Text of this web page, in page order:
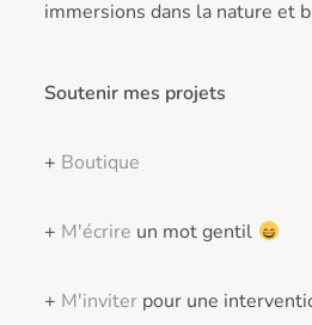
immersions dans la nature et
Soutenir mes projets
+ Boutique
+ M'écrire un mot gentil
+ M'inviter pour une